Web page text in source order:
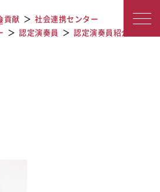
貢献
社会連携センター
認定演奏員
認定演奏員紹介